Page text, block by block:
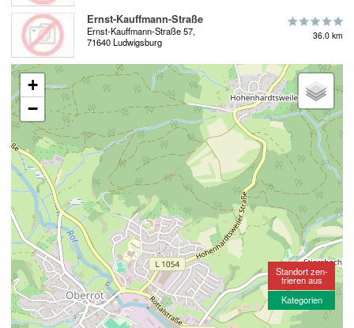
Ernst-Kauffmann-Straße
Ernst-Kauffmann-Straße 57,
71640 Ludwigsburg
36.0 km
+
−
Standort zen-
trieren aus
Kategorien